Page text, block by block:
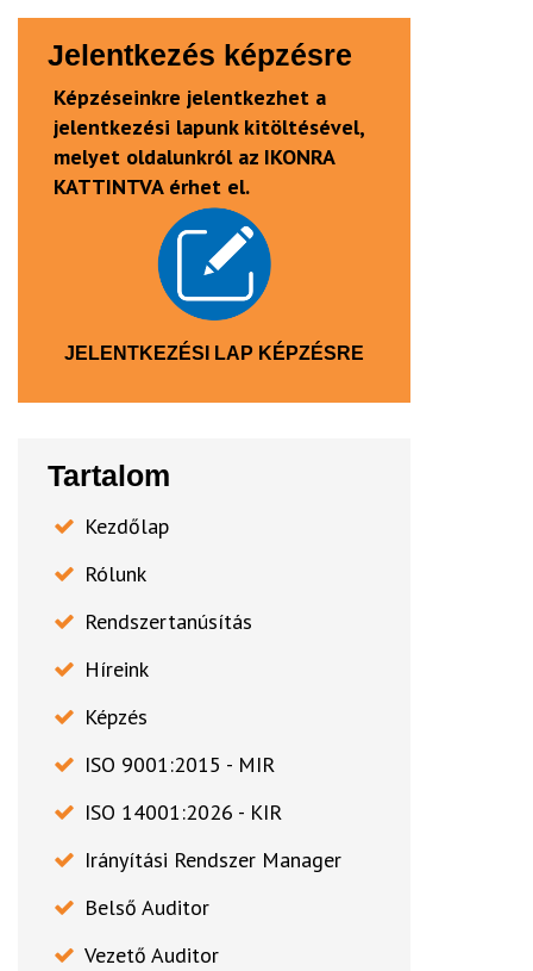
Jelentkezés képzésre
Képzéseinkre jelentkezhet a
jelentkezési lapunk kitöltésével,
melyet oldalunkról az IKONRA
KATTINTVA érhet el.
JELENTKEZÉSI LAP KÉPZÉSRE
Tartalom
Kezdőlap
Rólunk
Rendszertanúsítás
Híreink
Képzés
ISO 9001:2015 - MIR
ISO 14001:2026 - KIR
Irányítási Rendszer Manager
Belső Auditor
Vezető Auditor